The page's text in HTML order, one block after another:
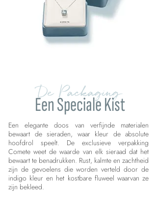
De Packaging
Een Speciale Kist
Een elegante doos van verfijnde materialen
bewaart de sieraden, waar kleur de absolute
hoofdrol speelt. De exclusieve verpakking
Comete weet de waarde van elk sieraad dat het
bewaart te benadrukken. Rust, kalmte en zachtheid
zijn de gevoelens die worden verteld door de
indigo kleur en het kostbare fluweel waarvan ze
zijn bekleed.